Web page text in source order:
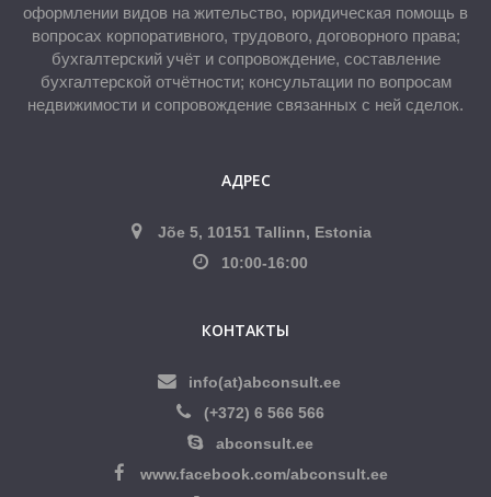
оформлении видов на жительство, юридическая помощь в
вопросах корпоративного, трудового, договорного права;
бухгалтерский учёт и сопровождение, составление
бухгалтерской отчётности; консультации по вопросам
недвижимости и сопровождение связанных с ней сделок.
АДРЕС
Jõe 5, 10151 Tallinn, Estonia
10:00-16:00
КОНТАКТЫ
info(at)abconsult.ee
(+372) 6 566 566
abconsult.ee
www.facebook.com/abconsult.ee